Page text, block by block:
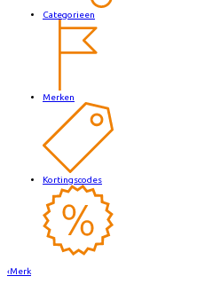
Categorieen
Merken
Kortingscodes
‹Merk